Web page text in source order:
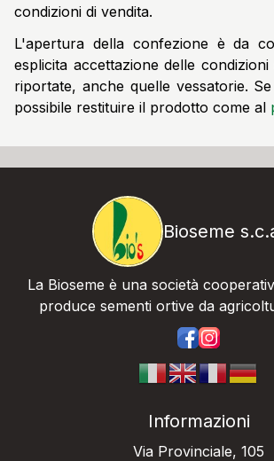
condizioni di vendita.
L'apertura della confezione è da
esplicita accettazione delle
riportate, anche quelle vessatorie.
possibile restituire il prodotto come al
Bioseme
La Bioseme è una società
produce sementi ortive da
Informazioni
Via Provinciale, 105